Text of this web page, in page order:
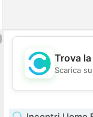
Trova
Scarica